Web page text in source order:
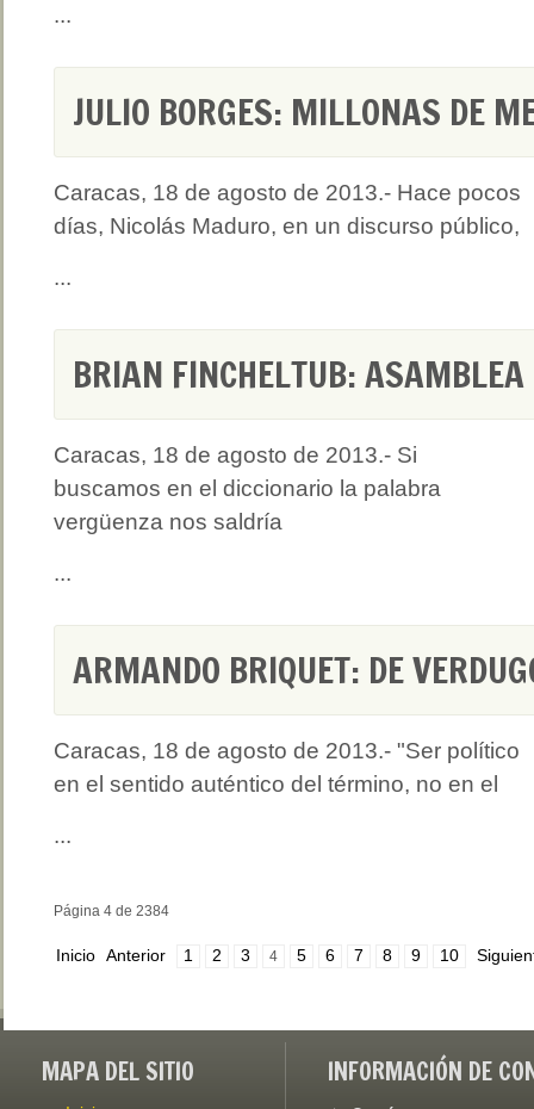
...
JULIO BORGES: MILLONAS DE
Caracas, 18 de agosto de 2013.- Hace pocos
días, Nicolás Maduro, en un discurso público,
...
BRIAN FINCHELTUB:
Caracas, 18 de agosto de 2013.- Si
buscamos en el diccionario la palabra
vergüenza nos saldría
...
ARMANDO BRIQUET: DE
Caracas, 18 de agosto de 2013.- "Ser político
en el sentido auténtico del término, no en el
...
Página 4 de 2384
Inicio Anterior 1 2 3 4 5 6 7 8 9 10
MAPA DEL SITIO INFORMACIÓN DE